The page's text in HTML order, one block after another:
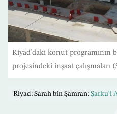
Riyad’daki konut programının
projesindeki inşaat çalışmaları
Riyad: Sarah bin Şamran: Şarku'l